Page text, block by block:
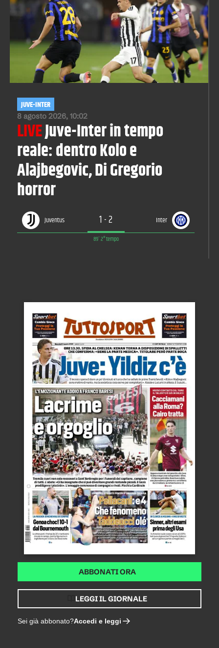
8 agosto 2026, 10:02
JUVE-INTER
LIVEJuve-Inter in tempo
reale: dentro Kolo e
Alajbegovic, Di Gregorio
horror
Juventus 1-2 Inter
89' 2° tempo
ABBONATI ORA
LEGGI IL GIORNALE
Sei già abbonato?Accedi e leggi